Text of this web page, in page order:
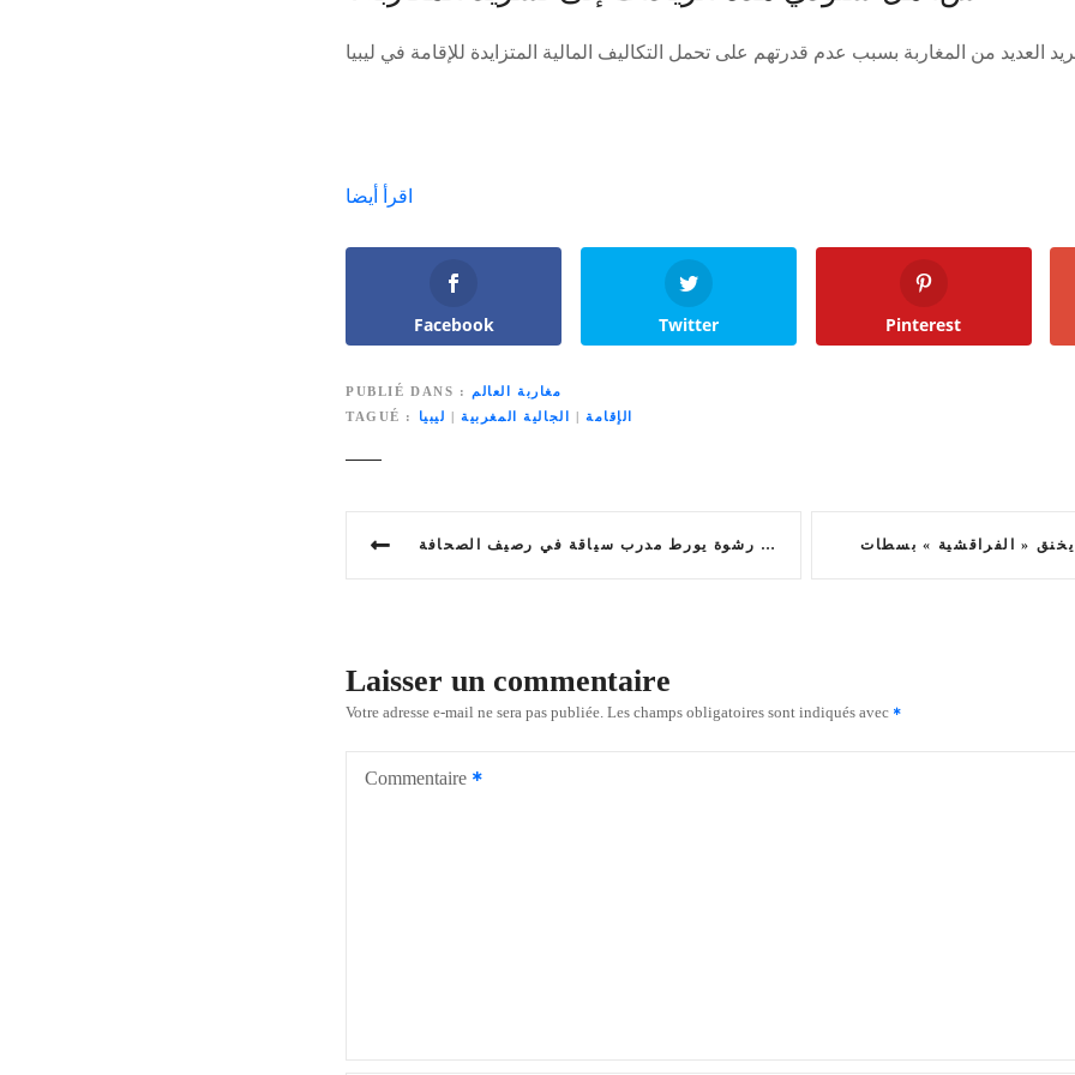
اقرأ أيضا
Facebook Twitter Pinterest
PUBLIÉ DANS
مغاربة العالم
TAGUÉ
الإقامة | الجالية المغربية| ليبيا
i
g
مكناس: مبلغ 600 درهم رشوة يورط مدرب سياقة في رصيف الصحافة
« الفراقشية » بسطات
Laisser un commentaire
Votre adresse e-mail ne sera pas publiée. Les champs obligatoires sont indiqués avec
Commentaire